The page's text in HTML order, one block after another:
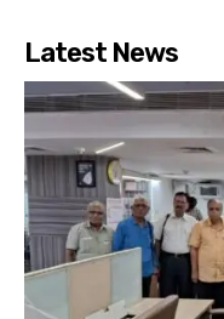
Latest News